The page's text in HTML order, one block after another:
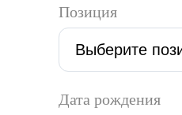
Позиция
Дата рождения